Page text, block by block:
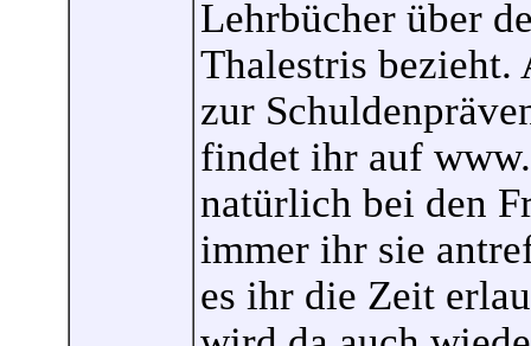
Lehrbücher über
Thalestris bezieht.
zur
findet ihr auf
natürlich bei den
immer ihr sie
es ihr die Zeit